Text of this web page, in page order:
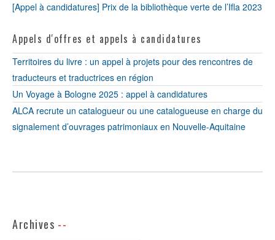
[Appel à candidatures] Prix de la bibliothèque verte de l’Ifla 2023
Appels d'offres et appels à candidatures
Territoires du livre : un appel à projets pour des rencontres de
traducteurs et traductrices en région
Un Voyage à Bologne 2025 : appel à candidatures
ALCA recrute un catalogueur ou une catalogueuse en charge du
signalement d’ouvrages patrimoniaux en Nouvelle-Aquitaine
Archives